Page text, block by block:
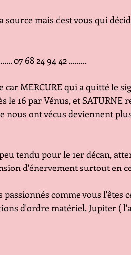
source mais c'est vous qui
07 68 24 94 42 .........
car MERCURE qui a quitté le
le 16 par Vénus, et SATURNE
nous ont vécus deviennent
tendu pour le 1er décan,
d'énervement surtout en
comme vous l'êtes
d'ordre matériel, Jupiter (